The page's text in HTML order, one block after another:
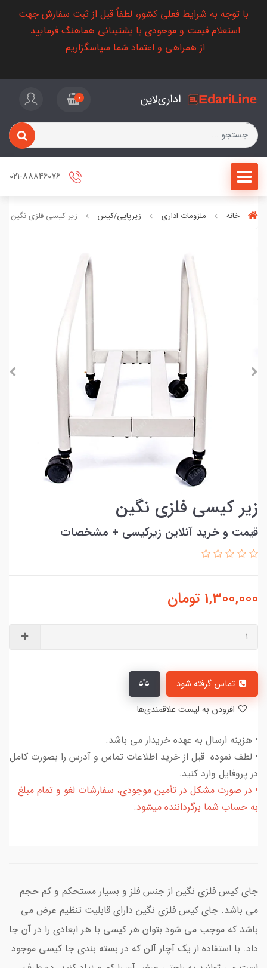
با توجه به شرایط فعلی کشور، لطفاً قبل از ثبت سفارش جهت
استعلام قیمت و موجودی با پشتیبانی هماهنگ فرمایید.
از همراهی و اعتماد شما سپاسگزاریم.
اداری‌لاین 0
خانه ملزومات اداری زیرپایی/کیس زیر کیسی فلزی نگین
زیر کیسی فلزی نگین
قیمت و خرید آنلاین زیرکیسی + مشخصات
1,300,000 تومان
تماس گرفته شود
• هزینه ارسال به عهده خریدار می باشد.
• لطف نموده قبل از خرید اطلاعات تماس و آدرس را بصورت کامل
در پروفایل وارد کنید.
• در صورت مشکل در تأمین موجودی، سفارشات لغو و تمام مبلغ
به حساب شما برگرداننده میشود.
جای کیس فلزی نگین از جنس فلز و بسیار مستحکم و کم حجم
می باشد. جای کیس فلزی نگین دارای قابلیت تنظیم عرض می
باشد که موجب می شود بتوان هر کیسی با هر ابعادی را در آن جا
داد. با استفاده از یک آچار آلن که در بسته بندی جا کیسی موجود